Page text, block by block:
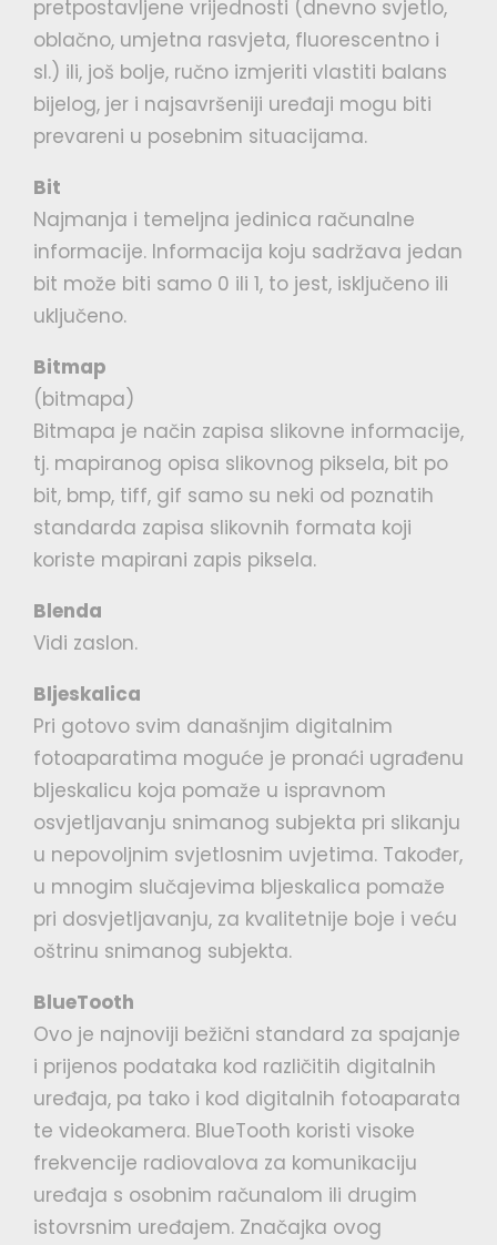
pretpostavljene vrijednosti (dnevno svjetlo,
oblačno, umjetna rasvjeta, fluorescentno i
sl.) ili, još bolje, ručno izmjeriti vlastiti balans
bijelog, jer i najsavršeniji uređaji mogu biti
prevareni u posebnim situacijama.
Bit
Najmanja i temeljna jedinica računalne
informacije. Informacija koju sadržava jedan
bit može biti samo 0 ili 1, to jest, isključeno ili
uključeno.
Bitmap
(bitmapa)
Bitmapa je način zapisa slikovne informacije,
tj. mapiranog opisa slikovnog piksela, bit po
bit, bmp, tiff, gif samo su neki od poznatih
standarda zapisa slikovnih formata koji
koriste mapirani zapis piksela.
Blenda
Vidi zaslon.
Bljeskalica
Pri gotovo svim današnjim digitalnim
fotoaparatima moguće je pronaći ugrađenu
bljeskalicu koja pomaže u ispravnom
osvjetljavanju snimanog subjekta pri slikanju
u nepovoljnim svjetlosnim uvjetima. Također,
u mnogim slučajevima bljeskalica pomaže
pri dosvjetljavanju, za kvalitetnije boje i veću
oštrinu snimanog subjekta.
BlueTooth
Ovo je najnoviji bežični standard za spajanje
i prijenos podataka kod različitih digitalnih
uređaja, pa tako i kod digitalnih fotoaparata
te videokamera. BlueTooth koristi visoke
frekvencije radiovalova za komunikaciju
uređaja s osobnim računalom ili drugim
istovrsnim uređajem. Značajka ovog